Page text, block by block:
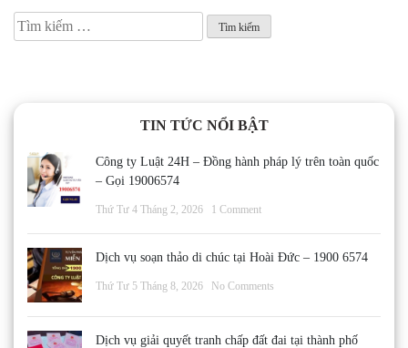
Tìm
kiếm
TIN TỨC NỔI BẬT
Công ty Luật 24H – Đồng hành pháp lý trên toàn quốc
– Gọi 19006574
Thứ Tư 4 Tháng 2, 2026 1 Comment
Dịch vụ soạn thảo di chúc tại Hoài Đức – 1900 6574
Thứ Tư 5 Tháng 8, 2026 No Comments
Dịch vụ giải quyết tranh chấp đất đai tại thành phố